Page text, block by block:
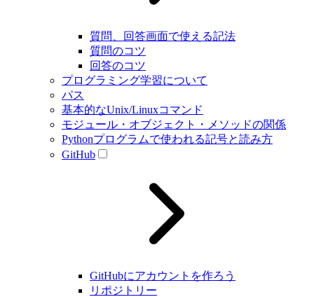
質問、回答画面で使える記法
質問のコツ
回答のコツ
プログラミング学習について
パス
基本的なUnix/Linuxコマンド
モジュール・オブジェクト・メソッドの関係
Pythonプログラムで使われる記号と読み方
GitHub
GitHubにアカウントを作ろう
リポジトリー